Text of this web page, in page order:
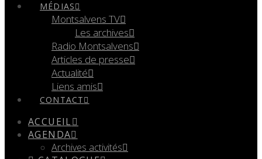
MÉDIAS
Montsalvens TV
Les archives
Radio Montsalvens
Articles de presse
Actualité
Liens amis
CONTACT
ACCUEIL
AGENDA
Archives activités